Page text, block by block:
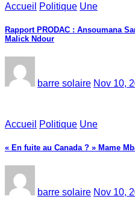
Accueil Politique Une
Rapport PRODAC : Ansoumana
Malick Ndour
barre solaire Nov 10,
Accueil Politique Une
« En fuite au Canada ? » Mame
barre solaire Nov 10,